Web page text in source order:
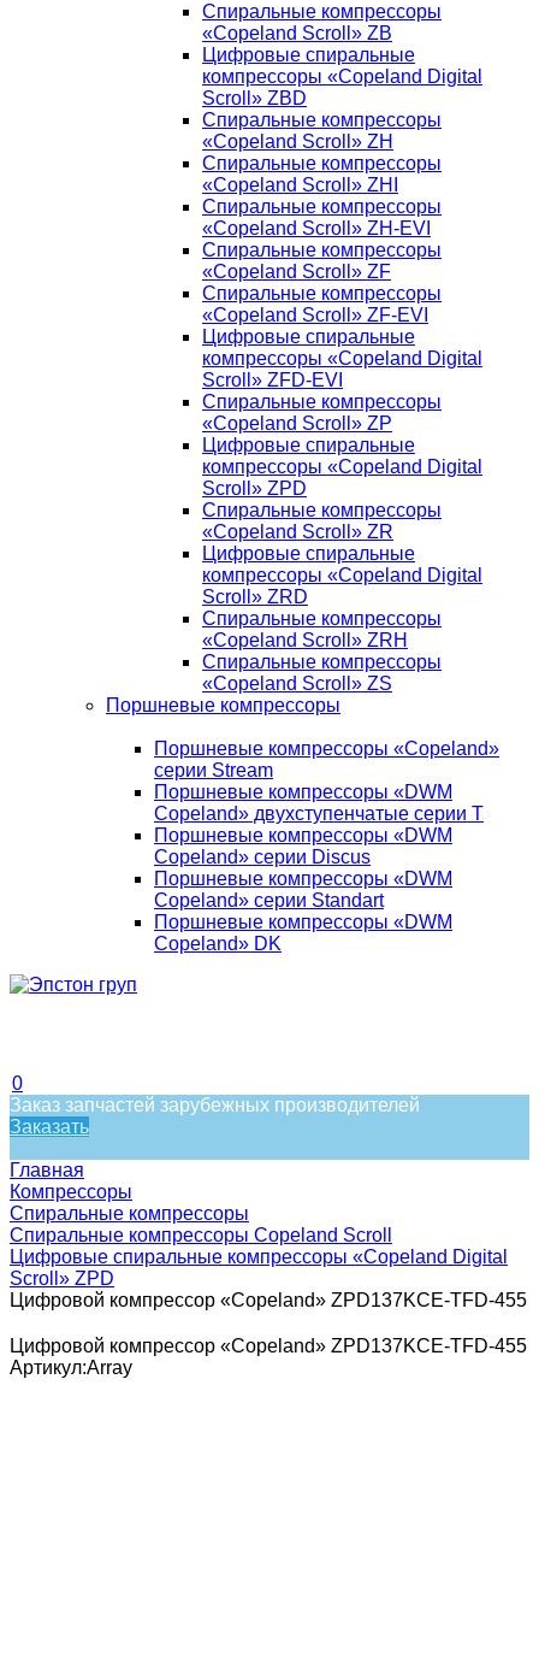
Спиральные компрессоры
«Copeland Scroll» ZB
Цифровые спиральные
компрессоры «Copeland Digital
Scroll» ZBD
Спиральные компрессоры
«Copeland Scroll» ZH
Спиральные компрессоры
«Copeland Scroll» ZHI
Спиральные компрессоры
«Copeland Scroll» ZH-EVI
Спиральные компрессоры
«Copeland Scroll» ZF
Спиральные компрессоры
«Copeland Scroll» ZF-EVI
Цифровые спиральные
компрессоры «Copeland Digital
Scroll» ZFD-EVI
Спиральные компрессоры
«Copeland Scroll» ZP
Цифровые спиральные
компрессоры «Copeland Digital
Scroll» ZPD
Спиральные компрессоры
«Copeland Scroll» ZR
Цифровые спиральные
компрессоры «Copeland Digital
Scroll» ZRD
Спиральные компрессоры
«Copeland Scroll» ZRH
Спиральные компрессоры
«Copeland Scroll» ZS
Поршневые компрессоры
Поршневые компрессоры «Copeland»
серии Stream
Поршневые компрессоры «DWM
Copeland» двухступенчатые серии T
Поршневые компрессоры «DWM
Copeland» серии Discus
Поршневые компрессоры «DWM
Copeland» серии Standart
Поршневые компрессоры «DWM
Copeland» DK
0
Заказ запчастей зарубежных производителей
Заказать
Главная
Компрессоры
Спиральные компрессоры
Спиральные компрессоры Copeland Scroll
Цифровые спиральные компрессоры «Copeland Digital
Scroll» ZPD
Цифровой компрессор «Copeland» ZPD137KCE-TFD-455
Цифровой компрессор «Copeland» ZPD137KCE-TFD-455
Артикул:Array